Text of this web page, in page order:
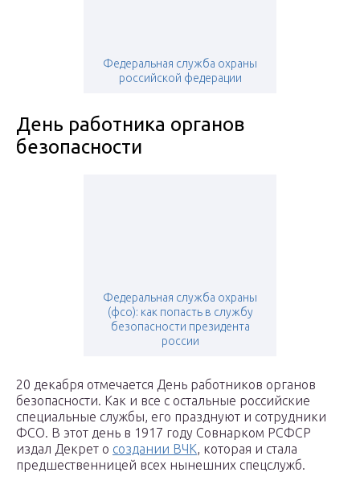
Федеральная служба охраны
российской федерации
День работника органов
безопасности
Федеральная служба охраны
(фсо): как попасть в службу
безопасности президента
россии
20 декабря отмечается День работников органов
безопасности. Как и все с остальные российские
специальные службы, его празднуют и сотрудники
ФСО. В этот день в 1917 году Совнарком РСФСР
издал Декрет о создании ВЧК, которая и стала
предшественницей всех нынешних спецслужб.